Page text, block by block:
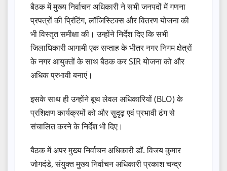
बैठक में मुख्य निर्वाचन अधिकारी ने सभी जनपदों में गणना
प्रपत्रों की प्रिंटिंग, लॉजिस्टिक्स और वितरण योजना की
भी विस्तृत समीक्षा की। उन्होंने निर्देश दिए कि सभी
जिलाधिकारी आगामी एक सप्ताह के भीतर नगर निगम क्षेत्रों
के नगर आयुक्तों के साथ बैठक कर SIR योजना को और
अधिक प्रभावी बनाएं।
इसके साथ ही उन्होंने बूथ लेवल अधिकारियों (BLO) के
प्रशिक्षण कार्यक्रमों को और सुदृढ़ एवं प्रभावी ढंग से
संचालित करने के निर्देश भी दिए।
बैठक में अपर मुख्य निर्वाचन अधिकारी डॉ. विजय कुमार
जोगदंडे, संयुक्त मुख्य निर्वाचन अधिकारी प्रकाश चन्द्र